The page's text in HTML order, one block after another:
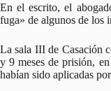
En el escrito, el
fuga» de algunos de los
La sala III de Casación
y 9 meses de prisión,
habían sido aplicadas